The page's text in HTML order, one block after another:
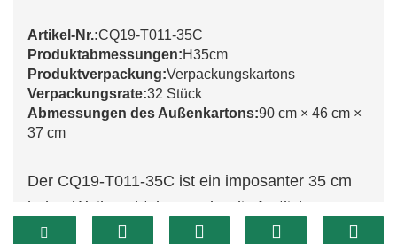
Artikel-Nr.:CQ19-T011-35C
Produktabmessungen:H35cm
Produktverpackung:Verpackungskartons
Verpackungsrate:32 Stück
Abmessungen des Außenkartons:90 cm × 46 cm ×
37 cm
Der CQ19-T011-35C ist ein imposanter 35 cm
hoher Weihnachtsbaum, der die festliche
Stimmung perfekt einfängt. Sein üppiges,